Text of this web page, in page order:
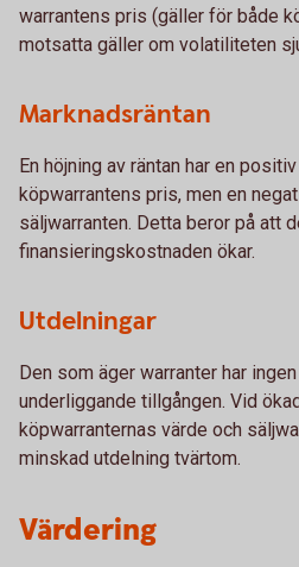
warrantens pris (gäller för både
motsatta gäller om volatiliteten
Marknadsräntan
En höjning av räntan har en
köpwarrantens pris, men en
säljwarranten. Detta beror på att
finansieringskostnaden ökar.
Utdelningar
Den som äger warranter har
underliggande tillgången. Vid
köpwarranternas värde och
minskad utdelning tvärtom.
Värdering